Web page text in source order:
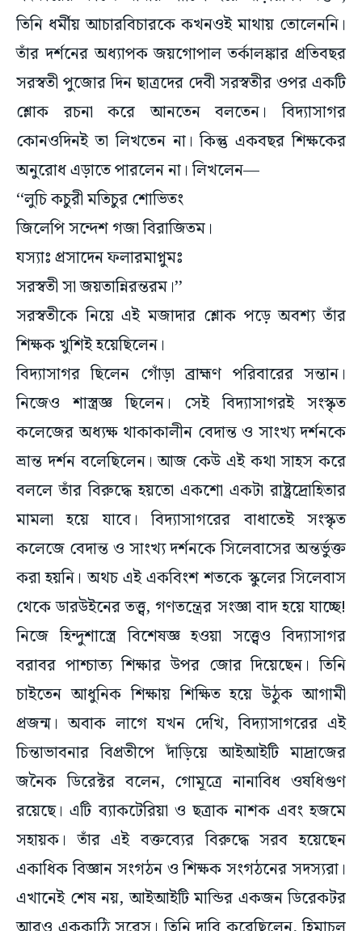
তিনি ধর্মীয় আচারবিচারকে কখনওই মাথায় তোলেননি।
তাঁর দর্শনের অধ্যাপক জয়গোপাল তর্কালঙ্কার প্রতিবছর
সরস্বতী পুজোর দিন ছাত্রদের দেবী সরস্বতীর ওপর একটি
শ্লোক রচনা করে আনতেন বলতেন। বিদ্যাসাগর
কোনওদিনই তা লিখতেন না। কিন্তু একবছর শিক্ষকের
অনুরোধ এড়াতে পারলেন না। লিখলেন—
‘‘লুচি কচুরী মতিচুর শোভিতং
জিলেপি সন্দেশ গজা বিরাজিতম।
যস্যাঃ প্রসাদেন ফলারমাপ্নুমঃ
সরস্বতী সা জয়তান্নিরন্তরম।’’
সরস্বতীকে নিয়ে এই মজাদার শ্লোক পড়ে অবশ্য তাঁর
শিক্ষক খুশিই হয়েছিলেন।
বিদ্যাসাগর ছিলেন গোঁড়া ব্রাহ্মণ পরিবারের সন্তান।
নিজেও শাস্ত্রজ্ঞ ছিলেন। সেই বিদ্যাসাগরই সংস্কৃত
কলেজের অধ্যক্ষ থাকাকালীন বেদান্ত ও সাংখ্য দর্শনকে
ভ্রান্ত দর্শন বলেছিলেন। আজ কেউ এই কথা সাহস করে
বললে তাঁর বিরুদ্ধে হয়তো একশো একটা রাষ্ট্রদ্রোহিতার
মামলা হয়ে যাবে। বিদ্যাসাগরের বাধাতেই সংস্কৃত
কলেজে বেদান্ত ও সাংখ্য দর্শনকে সিলেবাসের অন্তর্ভুক্ত
করা হয়নি। অথচ এই একবিংশ শতকে স্কুলের সিলেবাস
থেকে ডারউইনের তত্ত্ব, গণতন্ত্রের সংজ্ঞা বাদ হয়ে যাচ্ছে!
নিজে হিন্দুশাস্ত্রে বিশেষজ্ঞ হওয়া সত্ত্বেও বিদ্যাসাগর
বরাবর পাশ্চাত্য শিক্ষার উপর জোর দিয়েছেন। তিনি
চাইতেন আধুনিক শিক্ষায় শিক্ষিত হয়ে উঠুক আগামী
প্রজন্ম। অবাক লাগে যখন দেখি, বিদ্যাসাগরের এই
চিন্তাভাবনার বিপ্রতীপে দাঁড়িয়ে আইআইটি মাদ্রাজের
জনৈক ডিরেক্টর বলেন, গোমূত্রে নানাবিধ ওষধিগুণ
রয়েছে। এটি ব্যাকটেরিয়া ও ছত্রাক নাশক এবং হজমে
সহায়ক। তাঁর এই বক্তব্যের বিরুদ্ধে সরব হয়েছেন
একাধিক বিজ্ঞান সংগঠন ও শিক্ষক সংগঠনের সদস্যরা।
এখানেই শেষ নয়, আইআইটি মান্ডির একজন ডিরেকটর